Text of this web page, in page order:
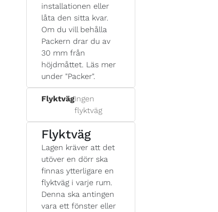
installationen eller
låta den sitta kvar.
Om du vill behålla
Packern drar du av
30 mm från
höjdmåttet. Läs mer
under "Packer".
FlyktvägIngen
flyktväg
Flyktväg
Lagen kräver att det
utöver en dörr ska
finnas ytterligare en
flyktväg i varje rum.
Denna ska antingen
vara ett fönster eller